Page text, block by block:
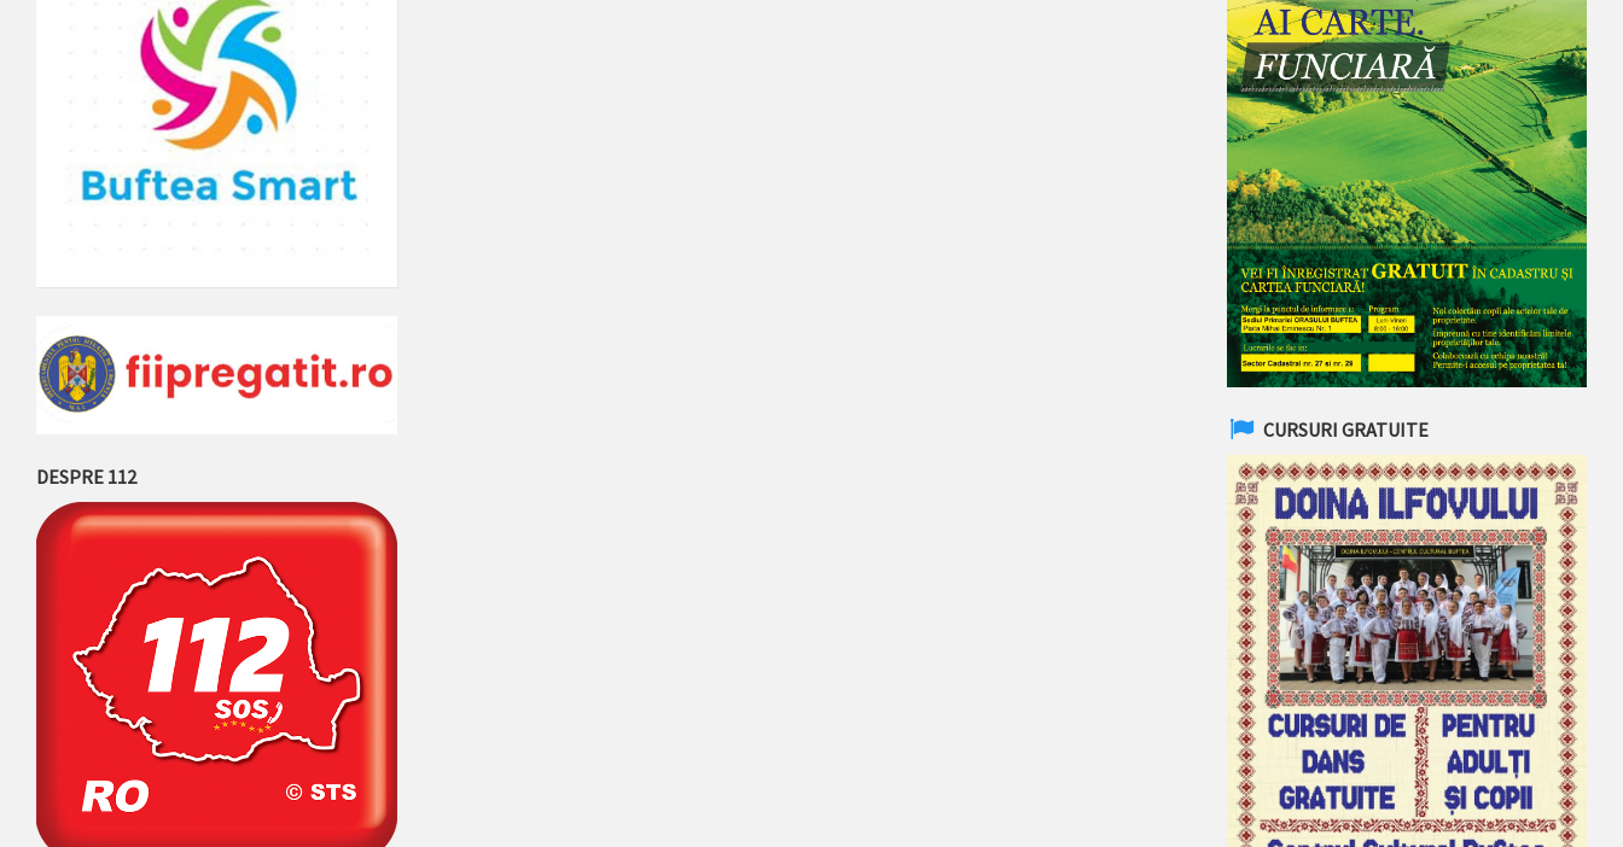
DESPRE 112
CURSURI GRATUITE